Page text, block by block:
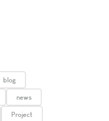
blog
news
Project